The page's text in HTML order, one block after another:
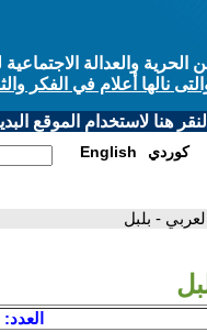
والعدالة الاجتماعية
نالها أعلام في الفكر
هنا لاستخدام الموقع
English كوردي
- بلبل
العدد: 791279